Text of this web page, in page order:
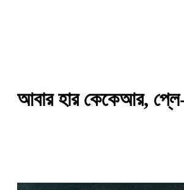
আবার হার কেকেআর,